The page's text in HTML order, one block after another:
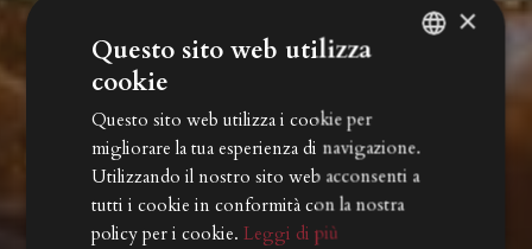
GERMAN
×
Questo sito web utilizza
cookie
Questo sito web utilizza i cookie per
migliorare la tua esperienza di navigazione.
Utilizzando il nostro sito web acconsenti a
tutti i cookie in conformità con la nostra
policy per i cookie. Leggi di più